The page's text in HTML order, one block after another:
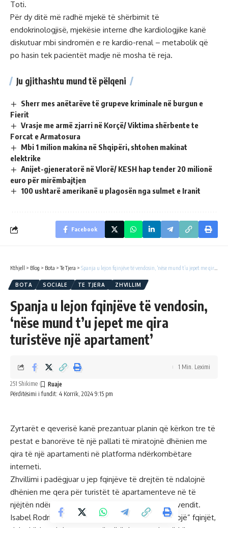
Toti.
Për dy ditë më radhë mjekë të shërbimit të
endokrinologjisë, mjekësie interne dhe kardiologjike kanë
diskutuar mbi sindromën e re kardio-renal – metabolik që
po hasin tek pacientët madje në mosha të reja.
Ju gjithashtu mund të pëlqeni
Sherr mes anëtarëve të grupeve kriminale në burgun e
Fierit
Vrasje me armë zjarri në Korçë/ Viktima shërbente te
Forcat e Armatosura
Mbi 1 milion makina në Shqipëri, shtohen makinat
elektrike
Anijet-gjeneratorë në Vlorë/ KESH hap tender 20 milionë
euro për mirëmbajtjen
100 ushtarë amerikanë u plagosën nga sulmet e Iranit
Facebook
Kthjell > Blog > Bota >Te Tjera > Spanja u lejon fqinjëve të vendosin, ‘nëse mund t’u jepet me qira turistëve një apartament’
BOTA SOCIALE TE TJERA ZHVILLIM
Spanja u lejon fqinjëve të vendosin,
‘nëse mund t’u jepet me qira
turistëve një apartament’
Përditësimi i fundit: 4 Korrik, 2024 9:15 pm
251 Shikime
1 Min. Leximi
Zyrtarët e qeverisë kanë prezantuar planin që kërkon tre të
pestat e banorëve të një pallati të miratojnë dhënien me
qira të një apartamenti në platforma ndërkombëtare
interneti.
Zhvillimi i padëgjuar u jep fqinjëve të drejtën të ndalojnë
dhënien me qera për turistët të apartamenteve në të
njëjtën ndërtesë, tha sot ministrja e strehimit të vendit.
Isabel Rodriguez tha se reforma kërkon të “fuqizojë” fqinjët,
duke kërkuar lejen e tyre për dhënien me qira të këtyre